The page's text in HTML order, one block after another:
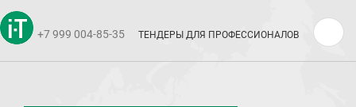
+7 999 004-85-35 ТЕНДЕРЫ ДЛЯ ПРОФЕССИОНАЛОВ